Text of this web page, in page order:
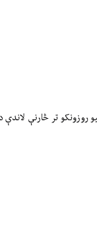
میاشتې له ۲۷مې تر ۳۰مې نېټې په